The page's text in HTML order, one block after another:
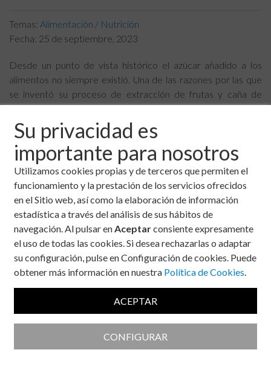
Su privacidad es
importante para nosotros
Utilizamos cookies propias y de terceros que permiten el
funcionamiento y la prestación de los servicios ofrecidos
en el Sitio web, así como la elaboración de información
estadística a través del análisis de sus hábitos de
navegación. Al pulsar enAceptarconsiente expresamente
el uso de todas las cookies. Si desea rechazarlas o adaptar
su configuración, pulse en Configuración de cookies. Puede
obtener más información en nuestra Política de Cookies.
ACEPTAR
CONFIGURAR
Temas: Alimentación / Nutrición
Fecha: 25 de septiembre, 2023
Desde un punto de vista histórico el azúcar añadido a los
alimentos no siempre existió. Una de las razones por las que
se inventó su proceso de extracción de frutas y caña de
azúcar fue para utilizarlo como conservante, aromatizante,
endulzante y para uso médico-curativo en pócimas y
medicinas.
Se
piensa
que
fue
descubierta en Nueva Guinea donde ya tenían caña de azúcar
y se extendió posteriormente a la India, China y todo el
mediterráneo. Y es a partir del siglo XVII cuando se comienza
extendiendo su producción a nivel mundial y al bajar su precio
aumentó considerablemente su consumo.